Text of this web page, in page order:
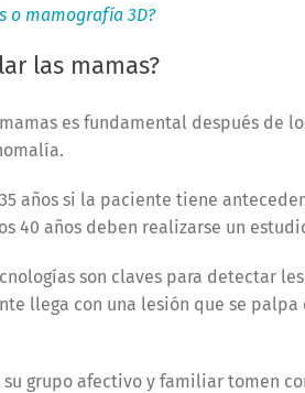
o mamografía 3D?
las mamas?
es fundamental después de
años si la paciente tiene
40 años deben realizarse un
son claves para detectar
llega con una lesión que se palpa
grupo afectivo y familiar tomen